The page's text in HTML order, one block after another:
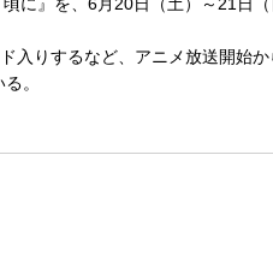
りするなど、アニメ放送開始
。